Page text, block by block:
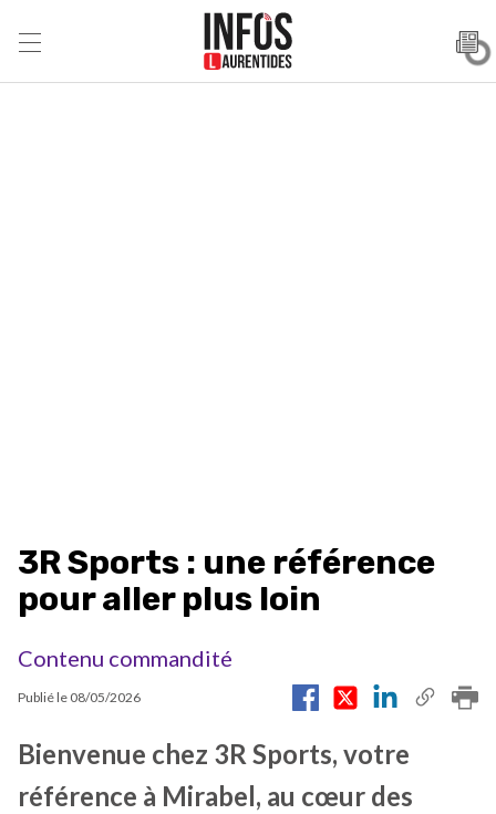
3R Sports : une référence
pour aller plus loin
Contenu commandité
Publié le 08/05/2026
Bienvenue chez 3R Sports, votre
référence à Mirabel, au cœur des